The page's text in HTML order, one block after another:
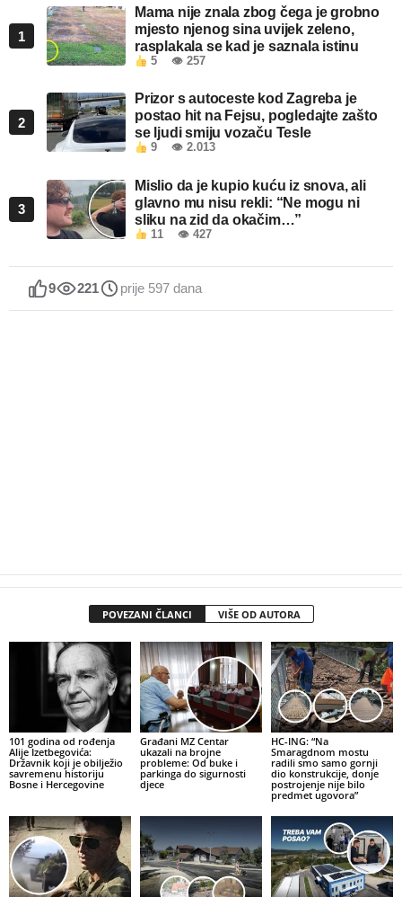
1
Mama nije znala zbog čega je grobno
mjesto njenog sina uvijek zeleno,
rasplakala se kad je saznala istinu
5 👁 257
2
Prizor s autoceste kod Zagreba je
postao hit na Fejsu, pogledajte zašto
se ljudi smiju vozaču Tesle
9 👁 2.013
3
Mislio da je kupio kuću iz snova, ali
glavno mu nisu rekli: “Ne mogu ni
sliku na zid da okačim…”
11 👁 427
9 221 prije 597 dana
POVEZANI ČLANCI VIŠE OD AUTORA
101 godina od rođenja
Alije Izetbegovića:
Državnik koji je obilježio
savremenu historiju
Bosne i Hercegovine
Građani MZ Centar
ukazali na brojne
probleme: Od buke i
parkinga do sigurnosti
djece
HC-ING: “Na
Smaragdnom mostu
radili smo samo gornji
dio konstrukcije, donje
postrojenje nije bilo
predmet ugovora”